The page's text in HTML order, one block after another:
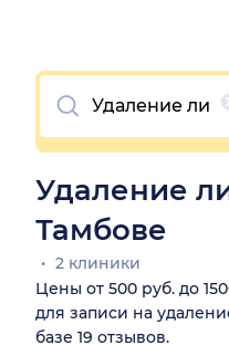
Очистить
Удаление
Тамбове
2 клиники
Цены от 500 руб. до
для записи на
базе 19 отзывов.